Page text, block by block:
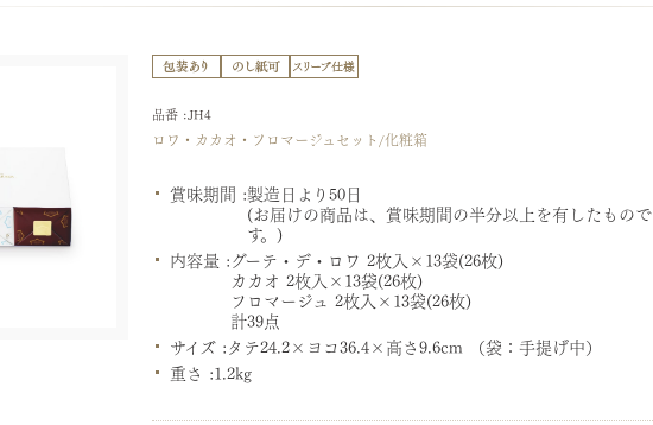
ロワ・カカオ・フロマージュセット/化粧箱
品番 :JH4
賞味期間 :製造日より50日
(お届けの商品は、賞味期間の半分以上を有したもので
す。)
内容量 :グーテ・デ・ロワ 2枚入×13袋(26枚)
カカオ 2枚入×13袋(26枚)
フロマージュ 2枚入×13袋(26枚)
計39点
サイズ :タテ24.2×ヨコ36.4×高さ9.6cm （袋：手提げ中）
重さ :1.2kg